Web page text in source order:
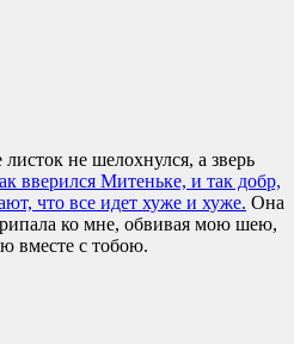
не шелохнулся, а зверь
вверился Митеньке, и так добр,
что все идет хуже и хуже. Она
ко мне, обвивая мою шею,
вместе с тобою.